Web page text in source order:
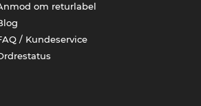
om returlabel
/ Kundeservice